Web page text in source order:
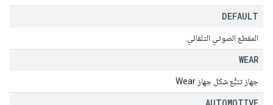
DEFAULT
المقطع الصوتي التلقائي.
WEAR
جهاز تتبُّع شكل جهاز Wear